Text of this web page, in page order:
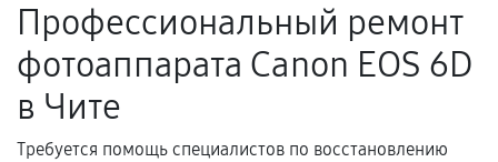
Поломка установленной детали при
нормальной эксплуатации в течение
гарантийного срока.
Несоответствие комплектующей заявленным
техническим характеристикам.
Профессиональный ремонт
фотоаппарата Canon EOS 6D
в Чите
Требуется помощь специалистов по восстановлению